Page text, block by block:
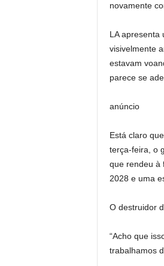
novamente
LA apresenta
visivelmente
estavam
parece se
anúncio
Está claro
terça-feira, o
que rendeu à
2028 e uma
O destruidor
“Acho que
trabalhamos